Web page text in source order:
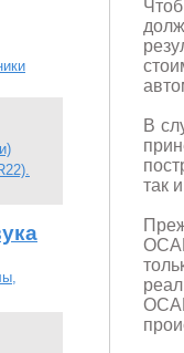
В
так